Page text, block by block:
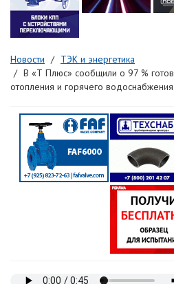
Новости
ТЭК и энергетика
В «Т Плюс» сообщили о 97 %
отопления и горячего